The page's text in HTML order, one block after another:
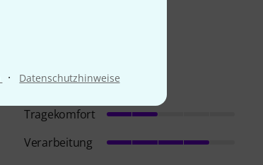
· Datenschutzhinweise
Tragekomfort
Verarbeitung